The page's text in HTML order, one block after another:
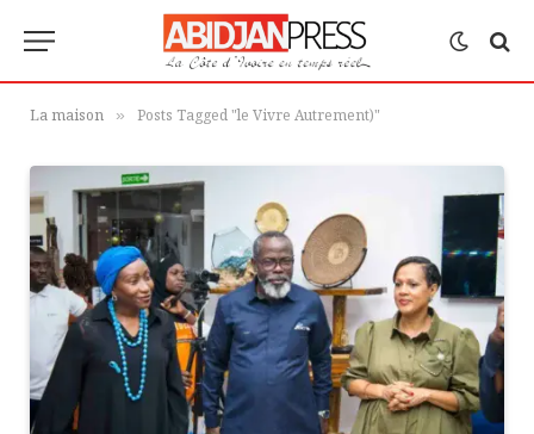
La maison » Posts Tagged "le Vivre Autrement)"